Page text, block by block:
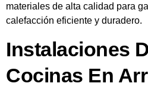
materiales de alta calidad para
calefacción eficiente y duradero.
Instalaciones
Cocinas En